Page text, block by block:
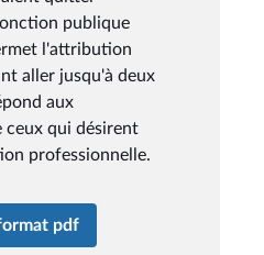
publique
l'attribution
aller jusqu'à deux
aux
ceux qui désirent
professionnelle.
pdf